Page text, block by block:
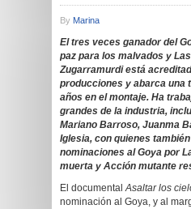
By Marina
El tres veces ganador del
paz para los malvados y
Zugarramurdi está
producciones y abarca una
años en el montaje. Ha
grandes de la industria,
Mariano Barroso, Juanma
Iglesia, con quienes
nominaciones al Goya por
muerta y Acción mutante
El documentalAsaltar los
nominación al Goya, y al